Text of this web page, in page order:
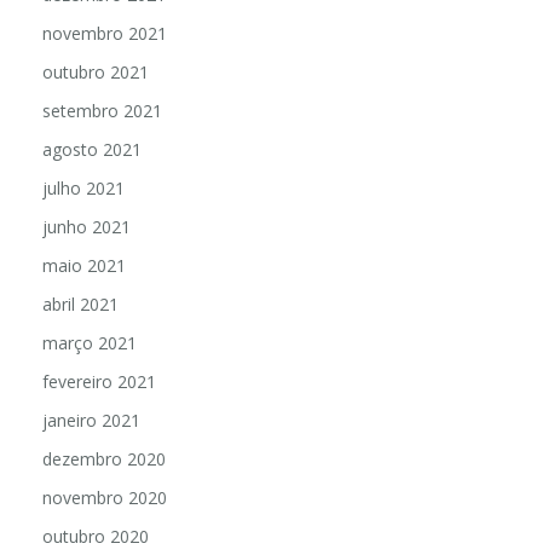
novembro 2021
outubro 2021
setembro 2021
agosto 2021
julho 2021
junho 2021
maio 2021
abril 2021
março 2021
fevereiro 2021
janeiro 2021
dezembro 2020
novembro 2020
outubro 2020